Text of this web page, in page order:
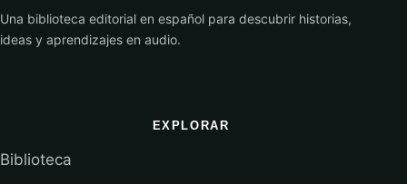
Una biblioteca editorial en español para descubrir historias,
ideas y aprendizajes en audio.
EXPLORAR
Biblioteca